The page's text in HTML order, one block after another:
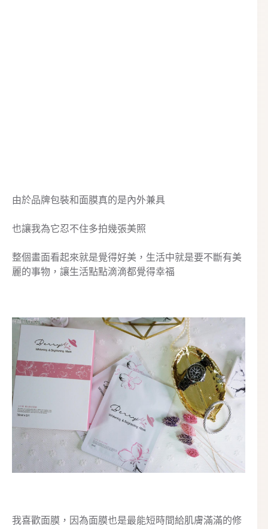
由於品牌包裝和面膜真的是內外兼具
也讓我為它忍不住多拍幾張美照
整個畫面看起來就是覺得好美，生活中就是要不斷有美
麗的事物，讓生活點點滴滴都覺得幸福
我喜歡面膜，因為面膜也是最能短時間給肌膚滿滿的修